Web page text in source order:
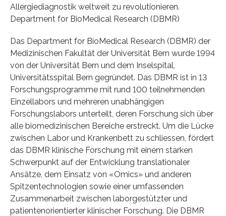
Allergiediagnostik weltweit zu revolutionieren.
Department for BioMedical Research (DBMR)
Das Department for BioMedical Research (DBMR) der
Medizinischen Fakultät der Universität Bern wurde 1994
von der Universität Bern und dem Inselspital,
Universitätsspital Bern gegründet. Das DBMR ist in 13
Forschungsprogramme mit rund 100 teilnehmenden
Einzellabors und mehreren unabhängigen
Forschungslabors unterteilt, deren Forschung sich über
alle biomedizinischen Bereiche erstreckt. Um die Lücke
zwischen Labor und Krankenbett zu schliessen, fördert
das DBMR klinische Forschung mit einem starken
Schwerpunkt auf der Entwicklung translationaler
Ansätze, dem Einsatz von «Omics» und anderen
Spitzentechnologien sowie einer umfassenden
Zusammenarbeit zwischen laborgestützter und
patientenorientierter klinischer Forschung. Die DBMR